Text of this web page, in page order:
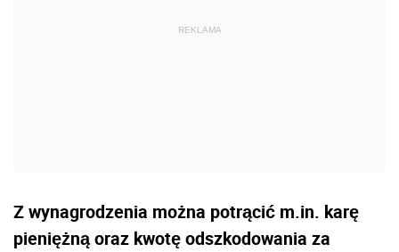
Z wynagrodzenia można potrącić m.in. karę
pieniężną oraz kwotę odszkodowania za